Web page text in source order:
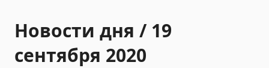
Новости дня / 19
сентября 2020